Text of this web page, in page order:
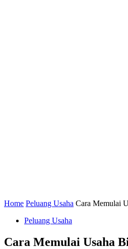
Home Peluang Usaha Cara Memulai
Peluang Usaha
Cara Memulai Usaha